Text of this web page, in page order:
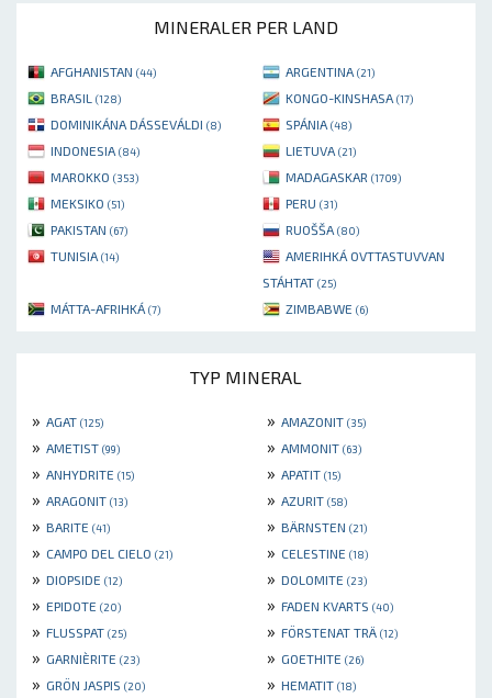
MINERALER PER LAND
AFGHANISTAN (44) ARGENTINA (21)
BRASIL (128) KONGO-KINSHASA (17)
DOMINIKÁNA DÁSSEVÁLDI (8) SPÁNIA (48)
INDONESIA (84) LIETUVA (21)
MAROKKO (353) MADAGASKAR (1709)
MEKSIKO (51) PERU (31)
PAKISTAN (67) RUOŠŠA (80)
TUNISIA (14)
AMERIHKÁ OVTTASTUVVAN
STÁHTAT (25)
MÁTTA-AFRIHKÁ (7) ZIMBABWE (6)
TYP MINERAL
» AGAT (125) » AMAZONIT (35)
» AMETIST (99) » AMMONIT (63)
» ANHYDRITE (15) » APATIT (15)
» ARAGONIT (13) » AZURIT (58)
» BARITE (41) » BÄRNSTEN (21)
» CAMPO DEL CIELO (21) » CELESTINE (18)
» DIOPSIDE (12) » DOLOMITE (23)
» EPIDOTE (20) » FADEN KVARTS (40)
» FLUSSPAT (25) » FÖRSTENAT TRÄ (12)
» GARNIÈRITE (23) » GOETHITE (26)
» GRÖN JASPIS (20) » HEMATIT (18)